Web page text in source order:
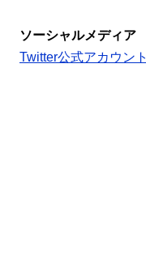
ソーシャルメディア
Twitter公式アカウント